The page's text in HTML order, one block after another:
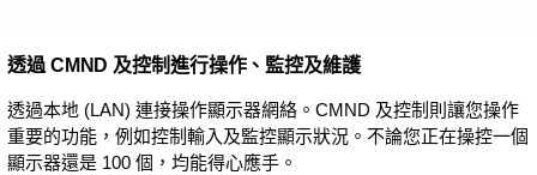
透過 CMND 及控制進行操作、監控及維護
透過本地 (LAN) 連接操作顯示器網絡。CMND 及控制則讓您操作
重要的功能，例如控制輸入及監控顯示狀況。不論您正在操控一個
顯示器還是 100 個，均能得心應手。